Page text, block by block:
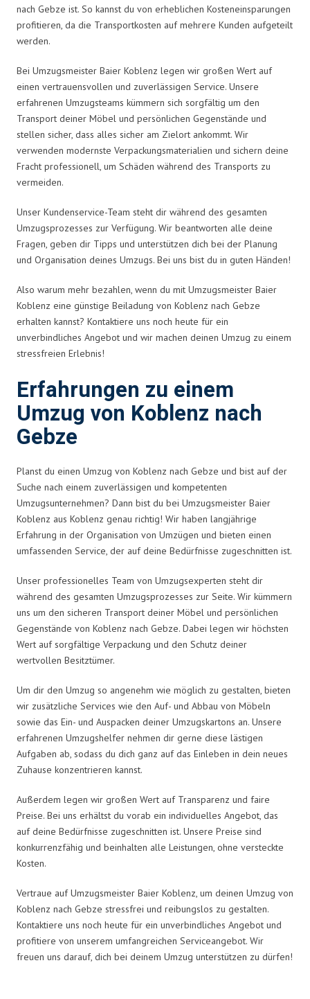
nach Gebze ist. So kannst du von erheblichen Kosteneinsparungen
profitieren, da die Transportkosten auf mehrere Kunden aufgeteilt
werden.
Bei Umzugsmeister Baier Koblenz legen wir großen Wert auf
einen vertrauensvollen und zuverlässigen Service. Unsere
erfahrenen Umzugsteams kümmern sich sorgfältig um den
Transport deiner Möbel und persönlichen Gegenstände und
stellen sicher, dass alles sicher am Zielort ankommt. Wir
verwenden modernste Verpackungsmaterialien und sichern deine
Fracht professionell, um Schäden während des Transports zu
vermeiden.
Unser Kundenservice-Team steht dir während des gesamten
Umzugsprozesses zur Verfügung. Wir beantworten alle deine
Fragen, geben dir Tipps und unterstützen dich bei der Planung
und Organisation deines Umzugs. Bei uns bist du in guten Händen!
Also warum mehr bezahlen, wenn du mit Umzugsmeister Baier
Koblenz eine günstige Beiladung von Koblenz nach Gebze
erhalten kannst? Kontaktiere uns noch heute für ein
unverbindliches Angebot und wir machen deinen Umzug zu einem
stressfreien Erlebnis!
Erfahrungen zu einem
Umzug von Koblenz nach
Gebze
Planst du einen Umzug von Koblenz nach Gebze und bist auf der
Suche nach einem zuverlässigen und kompetenten
Umzugsunternehmen? Dann bist du bei Umzugsmeister Baier
Koblenz aus Koblenz genau richtig! Wir haben langjährige
Erfahrung in der Organisation von Umzügen und bieten einen
umfassenden Service, der auf deine Bedürfnisse zugeschnitten ist.
Unser professionelles Team von Umzugsexperten steht dir
während des gesamten Umzugsprozesses zur Seite. Wir kümmern
uns um den sicheren Transport deiner Möbel und persönlichen
Gegenstände von Koblenz nach Gebze. Dabei legen wir höchsten
Wert auf sorgfältige Verpackung und den Schutz deiner
wertvollen Besitztümer.
Um dir den Umzug so angenehm wie möglich zu gestalten, bieten
wir zusätzliche Services wie den Auf- und Abbau von Möbeln
sowie das Ein- und Auspacken deiner Umzugskartons an. Unsere
erfahrenen Umzugshelfer nehmen dir gerne diese lästigen
Aufgaben ab, sodass du dich ganz auf das Einleben in dein neues
Zuhause konzentrieren kannst.
Außerdem legen wir großen Wert auf Transparenz und faire
Preise. Bei uns erhältst du vorab ein individuelles Angebot, das
auf deine Bedürfnisse zugeschnitten ist. Unsere Preise sind
konkurrenzfähig und beinhalten alle Leistungen, ohne versteckte
Kosten.
Vertraue auf Umzugsmeister Baier Koblenz, um deinen Umzug von
Koblenz nach Gebze stressfrei und reibungslos zu gestalten.
Kontaktiere uns noch heute für ein unverbindliches Angebot und
profitiere von unserem umfangreichen Serviceangebot. Wir
freuen uns darauf, dich bei deinem Umzug unterstützen zu dürfen!